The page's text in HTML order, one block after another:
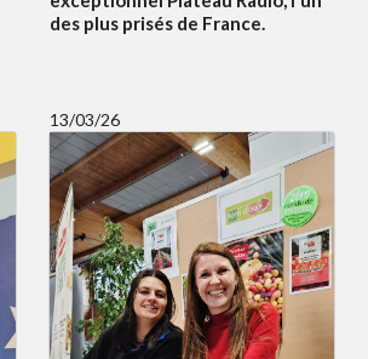
des plus prisés de France.
13/03/26